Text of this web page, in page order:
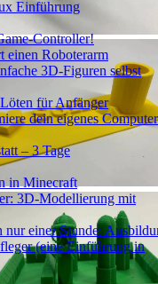
Einführung
Controller!
einen Roboterarm
3D-Figuren selbst
für Anfänger
dein eigenes
– 3 Tage
in Minecraft
3D-Modellierung mit
einer Stunde:
(eine Einführung in